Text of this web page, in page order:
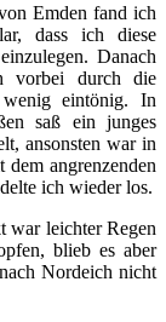
Emden fand ich
dass ich diese
Danach
vorbei durch die
eintönig. In
saß ein junges
ansonsten war in
angrenzenden
ich wieder los.
war leichter Regen
blieb es aber
Nordeich nicht